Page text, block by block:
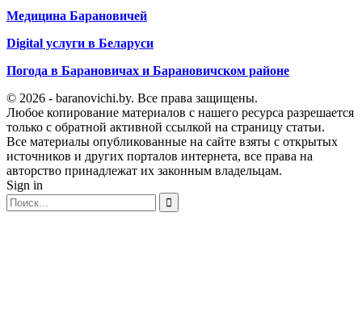
Медицина Барановичей
Digital услуги в Беларуси
Погода в Барановичах и Барановичском районе
© 2026 - baranovichi.by. Все права защищены.
Любое копирование материалов с нашего ресурса разрешается
только с обратной активной ссылкой на страницу статьи.
Все материалы опубликованные на сайте взяты с открытых
источников и других порталов интернета, все права на
авторство принадлежат их законным владельцам.
Sign in